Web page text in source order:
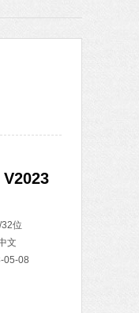
位
文
05-08